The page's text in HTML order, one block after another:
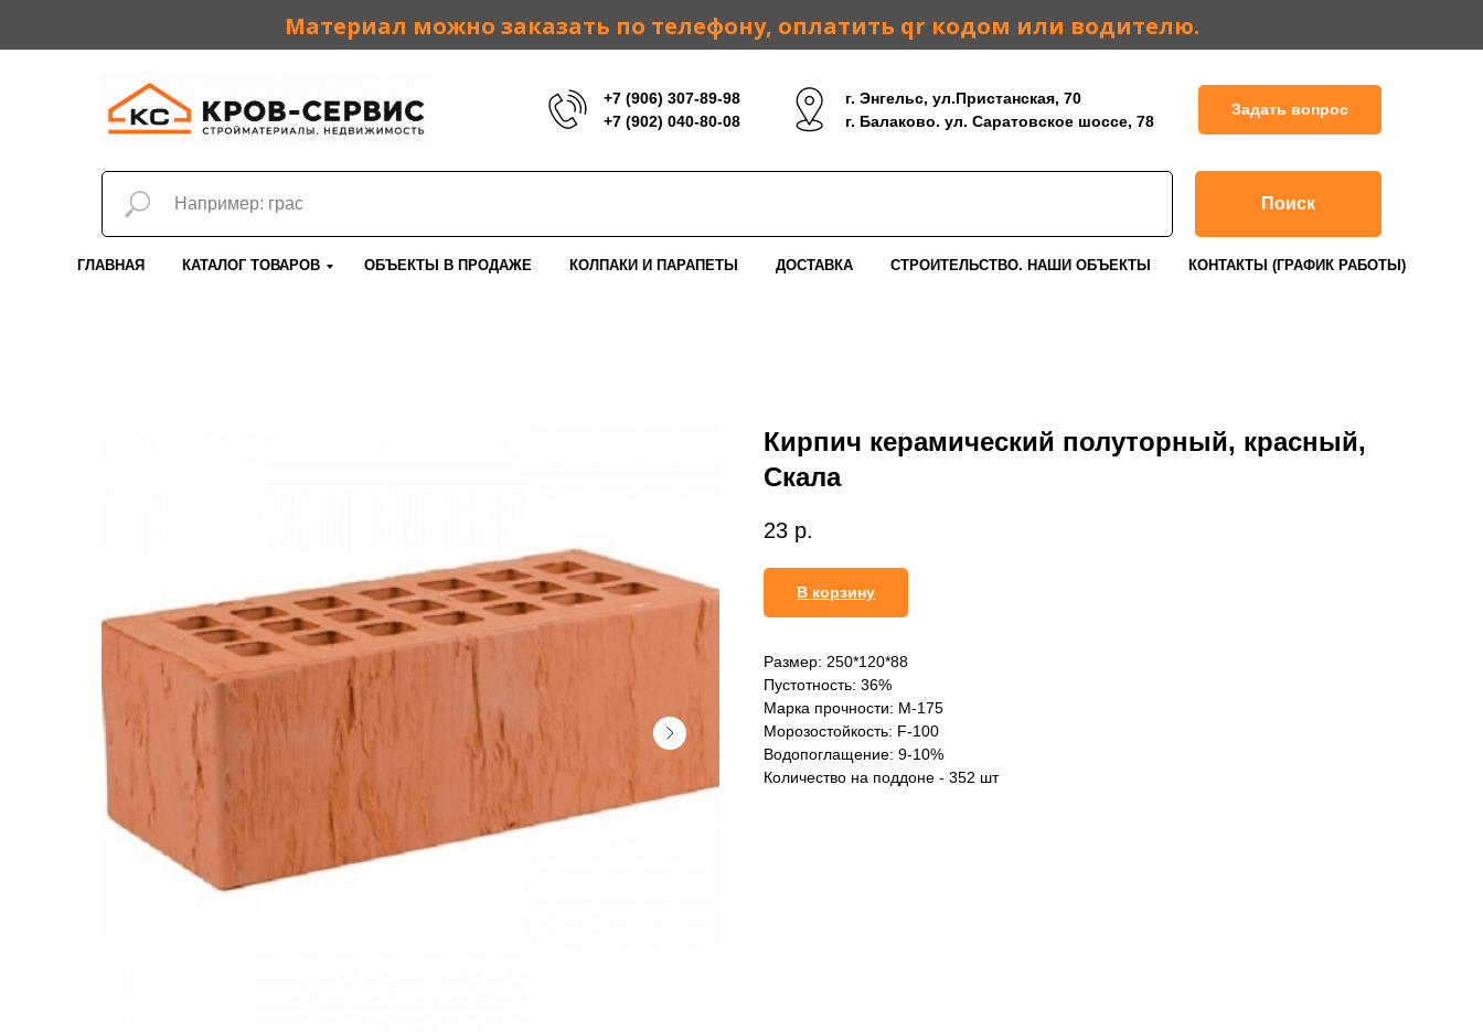
Материал можно заказать по телефону, оплатить qr кодом или водителю.
+7 (906) 307-89-98
+7 (902) 040-80-08
г. Энгельс, ул.Пристанская, 70
г. Балаково. ул. Саратовское шоссе, 78
Задать вопрос
Поиск
ГЛАВНАЯ КАТАЛОГ ТОВАРОВ ОБЪЕКТЫ В ПРОДАЖЕ КОЛПАКИ И ПАРАПЕТЫ ДОСТАВКА СТРОИТЕЛЬСТВО. НАШИ ОБЪЕКТЫ КОНТАКТЫ (ГРАФИК РАБОТЫ)
Кирпич керамический полуторный, красный,
Скала
23 р.
В корзину
Размер: 250*120*88
Пустотность: 36%
Марка прочности: М-175
Морозостойкость: F-100
Водопоглащение: 9-10%
Количество на поддоне - 352 шт